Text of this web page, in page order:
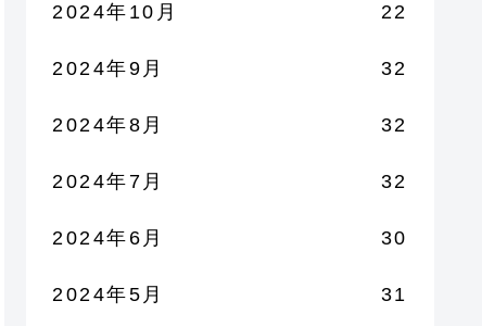
2024年10月 22
2024年9月 32
2024年8月 32
2024年7月 32
2024年6月 30
2024年5月 31